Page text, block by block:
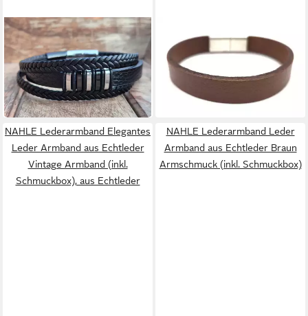
NAHLE
Lederarmband Schwarzes
Lederarmband mit
Edelstahlakzenten –
Herrenarmband für Stil
29,95 € 59,95 €
-50%
in 4-5 Werktagen bei dir
Lederarmband Leder
Armband aus Echtleder
Braun Armschmuck
29,95 € 49,95 €
-40%
in 4-5 Werktagen bei dir
NAHLE Lederarmband Elegantes
Leder Armband aus Echtleder
Vintage Armband (inkl.
Schmuckbox), aus Echtleder
NAHLE Lederarmband Leder
Armband aus Echtleder Braun
Armschmuck (inkl. Schmuckbox)